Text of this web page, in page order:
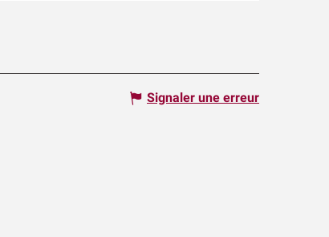
Signaler une erreur